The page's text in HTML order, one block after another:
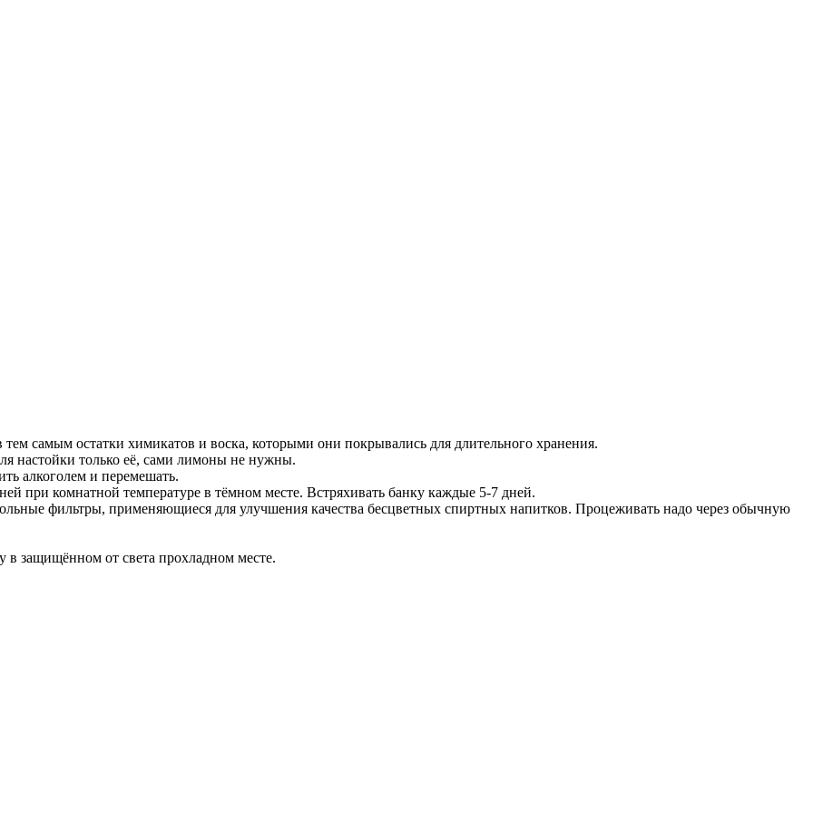
самым остатки химикатов и воска, которыми они покрывались для длительного хранения.
настойки только её, сами лимоны не нужны.
алкоголем и перемешать.
при комнатной температуре в тёмном месте. Встряхивать банку каждые 5-7 дней.
фильтры, применяющиеся для улучшения качества бесцветных спиртных напитков. Процеживать надо через обычную
в защищённом от света прохладном месте.